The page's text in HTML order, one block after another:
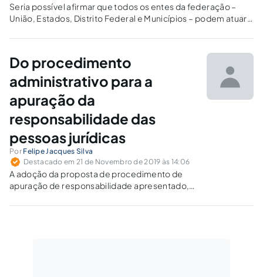
Seria possível afirmar que todos os entes da federação –
União, Estados, Distrito Federal e Municípios – podem atuar
detrimento de outro?
Do procedimento
administrativo para a
apuração da
responsabilidade das
pessoas jurídicas
Por Felipe Jacques Silva
Destacado em 21 de Novembro de 2019 às 14:06
A adoção da proposta de procedimento de
apuração de responsabilidade apresentado,
de processos administrativo, viabilizaria a